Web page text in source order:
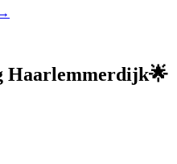
Haarlemmerdijk🌟